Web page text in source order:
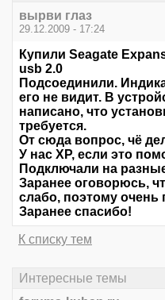
вырви глаз
29.12.2009 - 17:24
Купили Seagate
usb 2.0
Подсоединили.
его не видит. В
написано, что
требуется.
От сюда вопрос, чё
У нас XP, если это
Подключали на
Заранее оговорюсь,
слабо, поэтому
Заранее спасибо!
К списку тем
Интересные темы